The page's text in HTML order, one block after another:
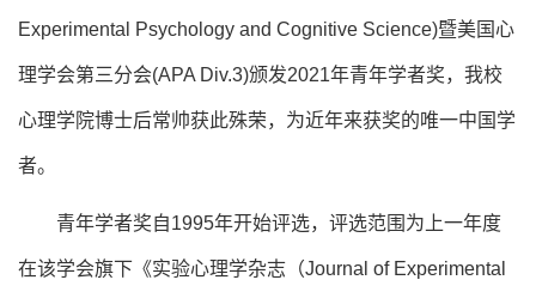
Experimental Psychology and Cognitive Science)暨美国心
理学会第三分会(APA Div.3)颁发2021年青年学者奖，我校
心理学院博士后常帅获此殊荣，为近年来获奖的唯一中国学
者。
青年学者奖自1995年开始评选，评选范围为上一年度
在该学会旗下《实验心理学杂志（Journal of Experimental